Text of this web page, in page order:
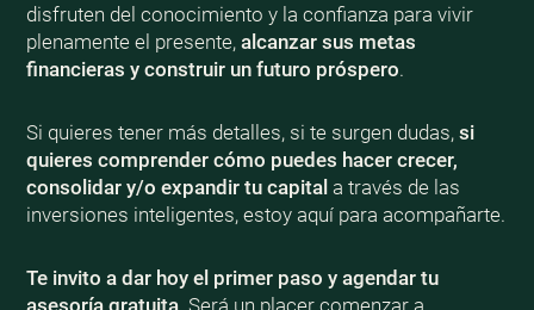
disfruten del conocimiento y la confianza para vivir
plenamente el presente, alcanzar sus metas
financieras y construir un futuro próspero.
Si quieres tener más detalles, si te surgen dudas, si
quieres comprender cómo puedes hacer crecer,
consolidar y/o expandir tu capitala través de las
inversiones inteligentes, estoy aquí para acompañarte.
Te invito a dar hoy el primer paso y agendar tu
asesoría gratuita. Será un placer comenzar a